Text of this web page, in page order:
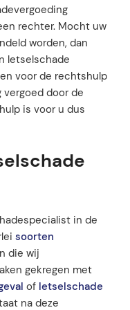
rechter. Mocht uw
worden, dan
letselschade
voor de rechtshulp
door de
is voor u dus
in de
soorten
die wij
gekregen met
of letselschade
na deze